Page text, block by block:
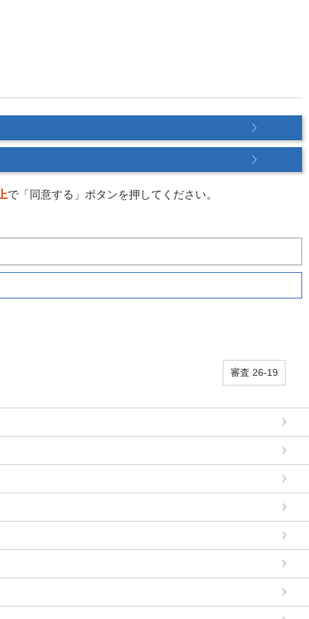
で「同意する」ボタンを押してください。
審査 26-19